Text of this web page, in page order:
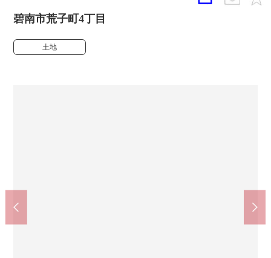
碧南市荒子町4丁目
土地